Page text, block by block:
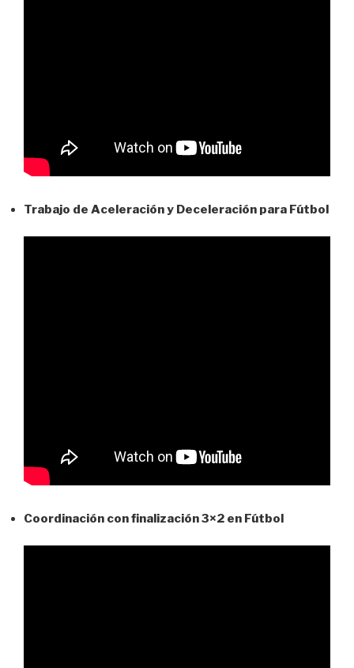
Trabajo de Aceleración y Deceleración para Fútbol
Coordinación con finalización 3×2 en Fútbol